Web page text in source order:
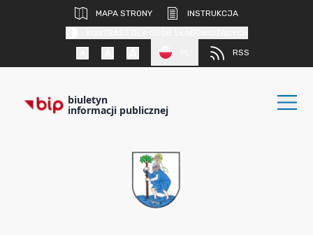
MAPA STRONY
INSTRUKCJA
RSS
biuletyn
informacji publicznej